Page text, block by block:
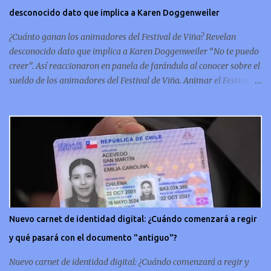
conmemorativo La moneda chilena de 20 centavos es
conmemorativa, sí, como lo lees, celebra un capítulo importante en
la hi...
desconocido dato que implica a Karen Doggenweiler
¿Cuánto ganan los animadores del Festival de Viña? Revelan
desconocido dato que implica a Karen Doggenweiler “No te puedo
creer”. Así reaccionaron en panela de farándula al conocer sobre el
sueldo de los animadores del Festival de Viña. Animar el Festival
debería ser acorde. ¿Cuánto ganará Karen Doggenweiler y su
acompañante? Según se conoce hasta ahora, los animadores del
Festival de Viña del Mar no reciben un sueldo por su rol en el
evento. Al menos no un monto extra al que venían percibirndo por
contrato con su canal empleador. “A la Karen no le pagan, no le
pagan aparte. Hace rato que no pagan”, confirmó la periodista de
espectáculos, Cecilia Gutiérrez, en el programa Hay Que Decirlo
(Canal 13). “A mí la Tonka (Tomicic) me dijo que a ellos no le
pagaban”, complementó Willy Sabor. Nacho Gutiérrez aportó que,
Nuevo carnet de identidad digital: ¿Cuándo comenzará a regir
y qué pasará con el documento "antiguo"?
Nuevo carnet de identidad digital: ¿Cuándo comenzará a regir y